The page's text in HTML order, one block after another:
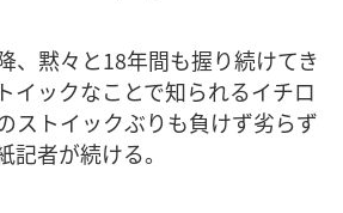
、黙々と18年間も握り続けてき
イックなことで知られるイチロ
ストイックぶりも負けず劣らず
記者が続ける。